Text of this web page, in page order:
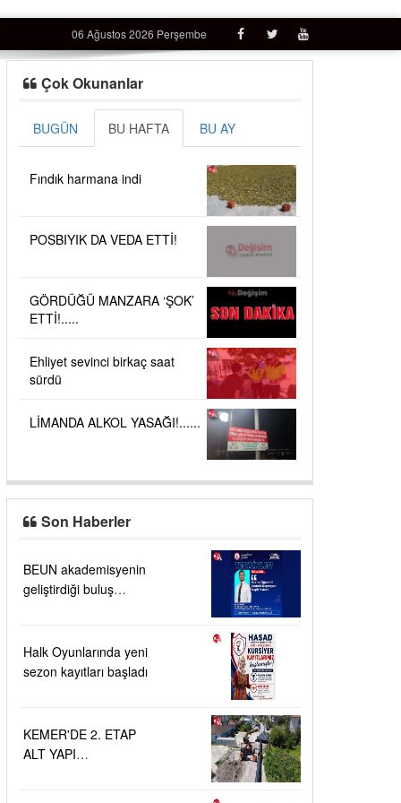
06 Ağustos 2026 Perşembe
Çok Okunanlar
BUGÜN BU HAFTA BU AY
Fındık harmana indi
POSBIYIK DA VEDA ETTİ!
GÖRDÜĞÜ MANZARA ‘ŞOK’
ETTİ!.....
Ehliyet sevinci birkaç saat
sürdü
LİMANDA ALKOL YASAĞI!......
Son Haberler
BEUN akademisyenin
geliştirdiği buluş
Halk Oyunlarında yeni
sezon kayıtları başladı
KEMER'DE 2. ETAP
ALT YAPI